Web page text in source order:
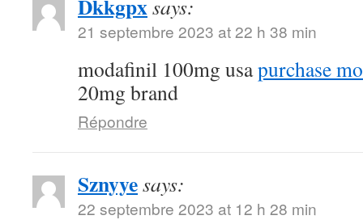
Dkkgpxsays:
21 septembre 2023 at 22 h 38 min
modafinil 100mg usapurchase
20mg brand
Répondre
Sznyyesays:
22 septembre 2023 at 12 h 28 min